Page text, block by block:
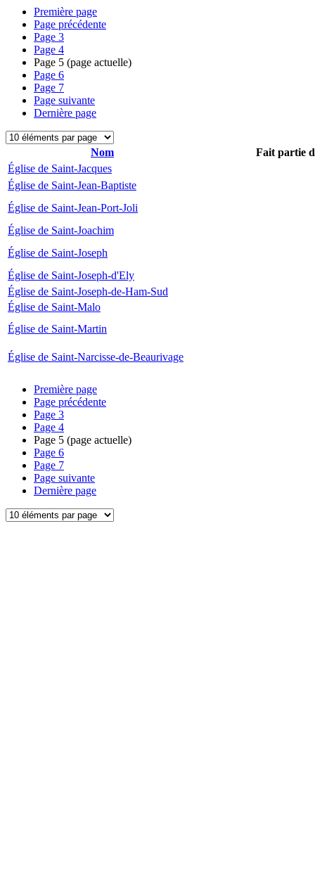
Première page
Page précédente
Page 3
Page 4
Page 5 (page actuelle)
Page 6
Page 7
Page suivante
Dernière page
Nom
Fait partie
Église de Saint-Jacques
Église de Saint-Jean-Baptiste
Église de Saint-Jean-Port-Joli
Église de Saint-Joachim
Église de Saint-Joseph
Église de Saint-Joseph-d'Ely
Église de Saint-Joseph-de-Ham-Sud
Église de Saint-Malo
Église de Saint-Martin
Église de Saint-Narcisse-de-Beaurivage
Première page
Page précédente
Page 3
Page 4
Page 5 (page actuelle)
Page 6
Page 7
Page suivante
Dernière page